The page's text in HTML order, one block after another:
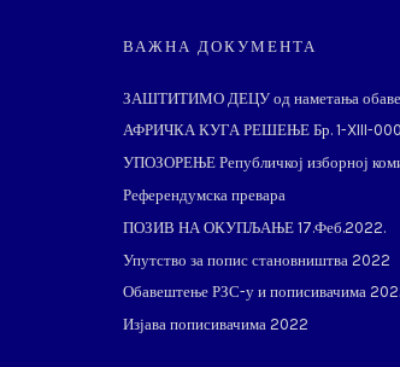
ВАЖНА ДОКУМЕНТА
ЗАШТИТИМО ДЕЦУ од наметања
АФРИЧКА КУГА РЕШЕЊЕ Бр. 1-XIII-
УПОЗОРЕЊЕ Републичкој изборној
Референдумска превара
ПОЗИВ НА ОКУПЉАЊЕ 17.Феб.2022.
Упутство за попис становништва 2022
Обавештење РЗС-у и пописивачима
Изјава пописивачима 2022